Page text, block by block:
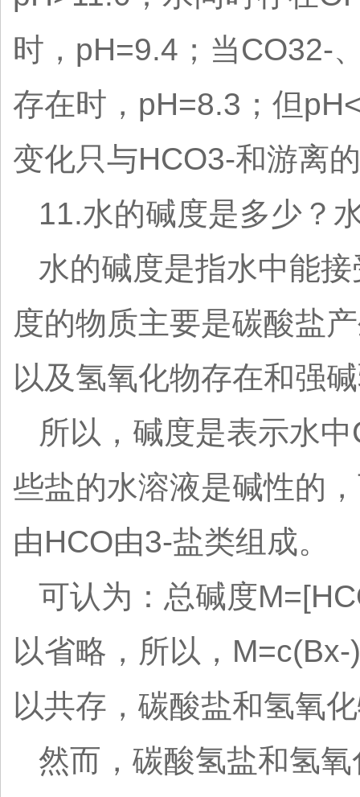
时，pH=9.4；当CO32-
存在时，pH=8.3；但
变化只与HCO3-和游离
11.水的碱度是多少？
水的碱度是指水中能
度的物质主要是碳酸盐
以及氢氧化物存在和强
所以，碱度是表示水
些盐的水溶液是碱性的
由HCO由3-盐类组成。
可认为：总碱度
以省略，所以，
以共存，碳酸盐和氢氧
然而，碳酸氢盐和氢